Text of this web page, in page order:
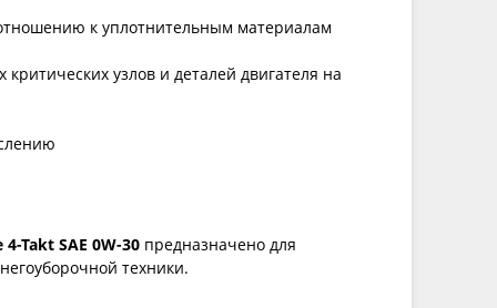
к уплотнительным материалам
узлов и деталей двигателя на
4-Takt SAE 0W-30 предназначено для
техники.